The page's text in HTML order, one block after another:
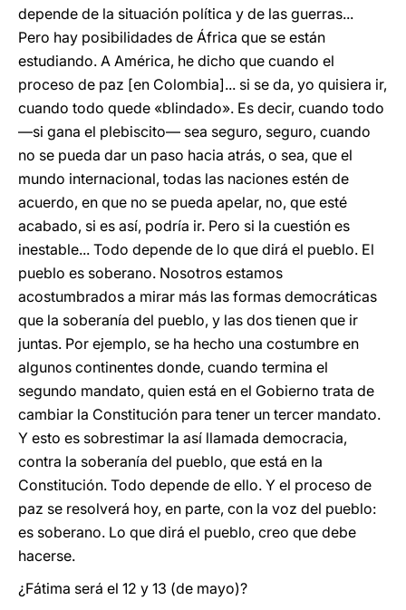
depende de la situación política y de las guerras...
Pero hay posibilidades de África que se están
estudiando. A América, he dicho que cuando el
proceso de paz [en Colombia]... si se da, yo quisiera ir,
cuando todo quede «blindado». Es decir, cuando todo
—si gana el plebiscito— sea seguro, seguro, cuando
no se pueda dar un paso hacia atrás, o sea, que el
mundo internacional, todas las naciones estén de
acuerdo, en que no se pueda apelar, no, que esté
acabado, si es así, podría ir. Pero si la cuestión es
inestable... Todo depende de lo que dirá el pueblo. El
pueblo es soberano. Nosotros estamos
acostumbrados a mirar más las formas democráticas
que la soberanía del pueblo, y las dos tienen que ir
juntas. Por ejemplo, se ha hecho una costumbre en
algunos continentes donde, cuando termina el
segundo mandato, quien está en el Gobierno trata de
cambiar la Constitución para tener un tercer mandato.
Y esto es sobrestimar la así llamada democracia,
contra la soberanía del pueblo, que está en la
Constitución. Todo depende de ello. Y el proceso de
paz se resolverá hoy, en parte, con la voz del pueblo:
es soberano. Lo que dirá el pueblo, creo que debe
hacerse.
¿Fátima será el 12 y 13 (de mayo)?